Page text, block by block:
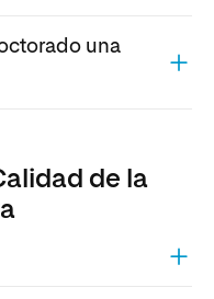
una
de la